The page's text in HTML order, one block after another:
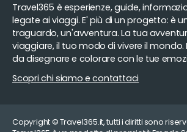
Travel365 è esperienze, guide,
legate ai viaggi. E' più di un progetto: è
traguardo, un'avventura. La tua
viaggiare, il tuo modo di vivere il mondo.
da disegnare e colorare con le tue
Scopri chi siamo e contattaci
Copyright © Travel365.it, tutti i diritti sono